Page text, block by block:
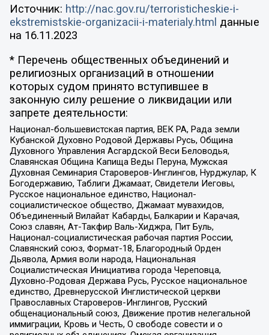
Источник: http://nac.gov.ru/terroristicheskie-i-
ekstremistskie-organizacii-i-materialy.html данные
на 16.11.2023
* Перечень общественных объединений и
религиозных организаций в отношении
которых судом принято вступившее в
законную силу решение о ликвидации или
запрете деятельности:
Национал-большевистская партия, ВЕК РА, Рада земли
Кубанской Духовно Родовой Державы Русь, Община
Духовного Управления Асгардской Веси Беловодья,
Славянская Община Капища Веды Перуна, Мужская
Духовная Семинария Староверов-Инглингов, Нурджулар, К
Богодержавию, Таблиги Джамаат, Свидетели Иеговы,
Русское национальное единство, Национал-
социалистическое общество, Джамаат мувахидов,
Объединенный Вилайат Кабарды, Балкарии и Карачая,
Союз славян, Ат-Такфир Валь-Хиджра, Пит Буль,
Национал-социалистическая рабочая партия России,
Славянский союз, Формат-18, Благородный Орден
Дьявола, Армия воли народа, Национальная
Социалистическая Инициатива города Череповца,
Духовно-Родовая Держава Русь, Русское национальное
единство, Древнерусской Инглистической церкви
Православных Староверов-Инглингов, Русский
общенациональный союз, Движение против нелегальной
иммиграции, Кровь и Честь, О свободе совести и о